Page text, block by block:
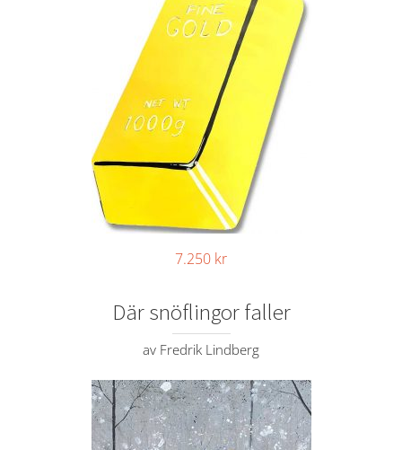
7.250 kr
Där snöflingor faller
av Fredrik Lindberg